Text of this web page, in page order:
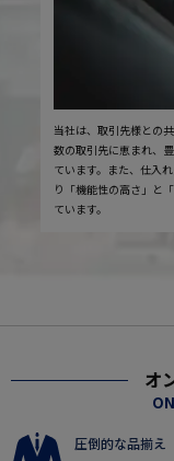
当社は、取引先様との
数の取引先に恵まれ、
ています。また、仕入
り「機能性の高さ」と
ています。
オ
圧倒的な品揃え